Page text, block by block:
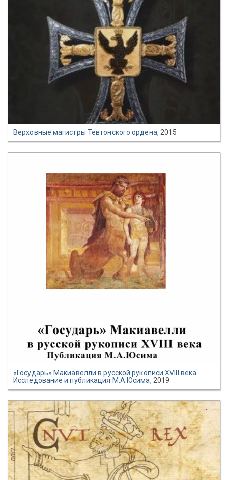
Верховные магистры Тевтонского ордена, 2015
«Государь» Макиавелли в русской рукописи XVIII века.
Исследование и публикация М.А.Юсима, 2019